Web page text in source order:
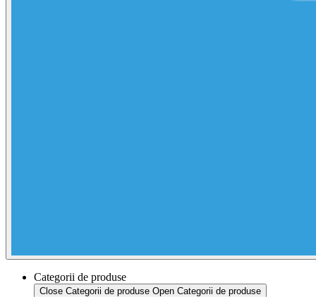
Categorii de produse
Close Categorii de produse Open Categorii de produse